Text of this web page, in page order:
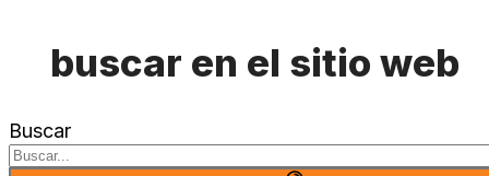
buscar en el sitio web
Buscar